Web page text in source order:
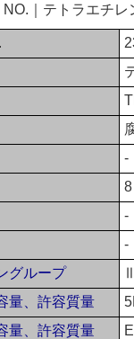
｜テトラエチ
-
8
-
-
グループ
量、許容質量
量、許容質量